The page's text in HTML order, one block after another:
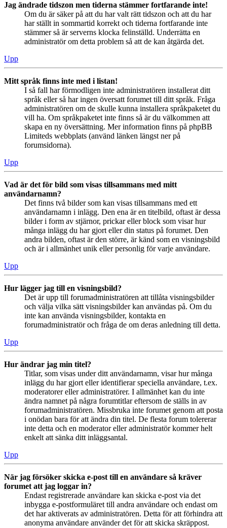
Jag ändrade tidszon men tiderna stämmer fortfarande inte!
Om du är säker på att du har valt rätt tidszon och att du har
har ställt in sommartid korrekt och tiderna fortfarande inte
stämmer så är serverns klocka felinställd. Underrätta en
administratör om detta problem så att de kan åtgärda det.
Upp
Mitt språk finns inte med i listan!
I så fall har förmodligen inte administratören installerat ditt
språk eller så har ingen översatt forumet till ditt språk. Fråga
administratören om de skulle kunna installera språkpaketet du
vill ha. Om språkpaketet inte finns så är du välkommen att
skapa en ny översättning. Mer information finns på phpBB
Limiteds webbplats (använd länken längst ner på
forumsidorna).
Upp
Vad är det för bild som visas tillsammans med mitt
användarnamn?
Det finns två bilder som kan visas tillsammans med ett
användarnamn i inlägg. Den ena är en titelbild, oftast är dessa
bilder i form av stjärnor, prickar eller block som visar hur
många inlägg du har gjort eller din status på forumet. Den
andra bilden, oftast är den större, är känd som en visningsbild
och är i allmänhet unik eller personlig för varje användare.
Upp
Hur lägger jag till en visningsbild?
Det är upp till forumadministratören att tillåta visningsbilder
och välja vilka sätt visningsbilder kan användas på. Om du
inte kan använda visningsbilder, kontakta en
forumadministratör och fråga de om deras anledning till detta.
Upp
Hur ändrar jag min titel?
Titlar, som visas under ditt användarnamn, visar hur många
inlägg du har gjort eller identifierar speciella användare, t.ex.
moderatorer eller administratörer. I allmänhet kan du inte
ändra namnet på några forumtitlar eftersom de ställs in av
forumadministratören. Missbruka inte forumet genom att posta
i onödan bara för att ändra din titel. De flesta forum tolererar
inte detta och en moderator eller administratör kommer helt
enkelt att sänka ditt inläggsantal.
Upp
När jag försöker skicka e-post till en användare så kräver
forumet att jag loggar in?
Endast registrerade användare kan skicka e-post via det
inbygga e-postformuläret till andra användare och endast om
det har aktiverats av administratören. Detta för att förhindra att
anonyma användare använder det för att skicka skräppost.